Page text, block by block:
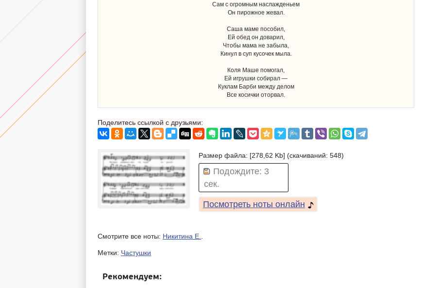
Сам с огромным наслажденьем
Он пирожное жевал.
Саша маме пособил,
Ей обед он доварил,
Чтобы мама не забыла,
Кинул в суп кусочек мыла.
Коля Маше помогал,
Ей игрушки собирал —
Куклам Барби между делом
Все косички оторвал.
Поделитесь ссылкой с друзьями:
Размер файла: [278,62 Kb] (cкачиваний: 548)
Подождите: 3
сек.
Посмотреть ноты онлайн
Смотрите все ноты: Никитина Е.
Метки: Частушки
Рекомендуем: